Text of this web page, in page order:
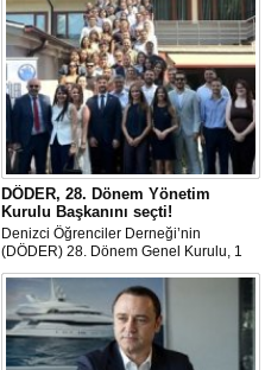
DÖDER, 28. Dönem Yönetim
Kurulu Başkanını seçti!
Denizci Öğrenciler Derneği’nin
(DÖDER) 28. Dönem Genel Kurulu, 1
Ağustos Cumartesi günü Türkiye Gemi
Sanayicileri Birliği (GİSBİR) ev
sahipliğinde gerçekleştirildi.